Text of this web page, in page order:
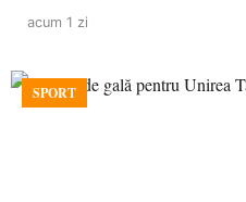
acum 1 zi
SPORT